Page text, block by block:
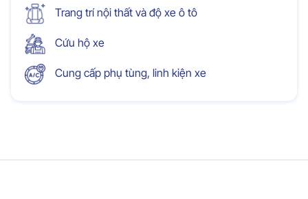
Trang trí nội thất và độ xe ô tô
Cứu hộ xe
Cung cấp phụ tùng, linh kiện xe